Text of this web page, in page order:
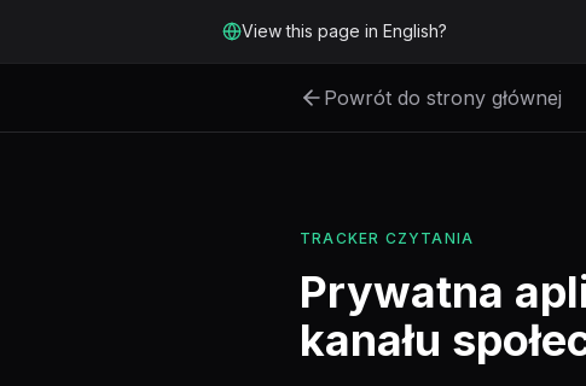
View this page in English?
Powrót do strony głównej
TRACKER CZYTANIA
Prywatna
kanału